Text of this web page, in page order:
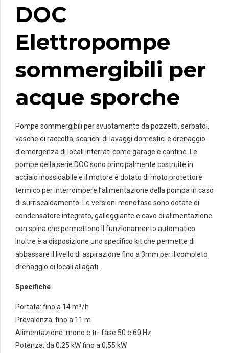
DRENAGGIO
LOWARA
DOC
Elettropompe
sommergibili per
acque sporche
Pompe sommergibili per svuotamento da pozzetti, serbatoi,
vasche di raccolta, scarichi di lavaggi domestici e drenaggio
d’emergenza di locali interrati come garage e cantine. Le
pompe della serie DOC sono principalmente costruite in
acciaio inossidabile e il motore è dotato di moto protettore
termico per interrompere l’alimentazione della pompa in caso
di surriscaldamento. Le versioni monofase sono dotate di
condensatore integrato, galleggiante e cavo di alimentazione
con spina che permettono il funzionamento automatico.
Inoltre è a disposizione uno specifico kit che permette di
abbassare il livello di aspirazione fino a 3mm per il completo
drenaggio di locali allagati.
Specifiche
Portata: fino a 14 m³/h
Prevalenza: fino a 11 m
Alimentazione: mono e tri-fase 50 e 60 Hz
Potenza: da 0,25 kW fino a 0,55 kW